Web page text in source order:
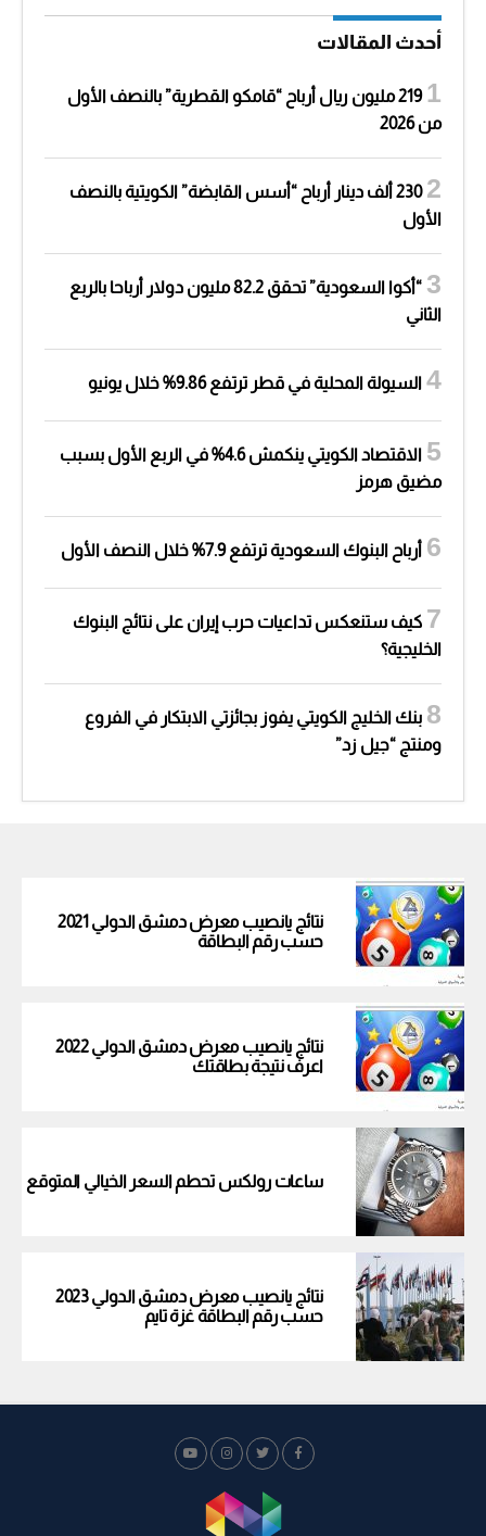
أحدث المقالات
219 مليون ريال أرباح “قامكو القطرية” بالنصف الأول
من 2026
230 ألف دينار أرباح “أسس القابضة” الكويتية بالنصف
الأول
“أكوا السعودية” تحقق 82.2 مليون دولار أرباحا بالربع
الثاني
السيولة المحلية في قطر ترتفع 9.86% خلال يونيو
الاقتصاد الكويتي ينكمش 4.6% في الربع الأول بسبب
مضيق هرمز
أرباح البنوك السعودية ترتفع 7.9% خلال النصف الأول
كيف ستنعكس تداعيات حرب إيران على نتائج البنوك
الخليجية؟
بنك الخليج الكويتي يفوز بجائزتي الابتكار في الفروع
ومنتج “جيل زد”
نتائج يانصيب معرض دمشق الدولي 2021
حسب رقم البطاقة
نتائج يانصيب معرض دمشق الدولي 2022
اعرف نتيجة بطاقتك
ساعات رولكس تحطم السعر الخيالي المتوقع
نتائج يانصيب معرض دمشق الدولي 2023
حسب رقم البطاقة غزة تايم